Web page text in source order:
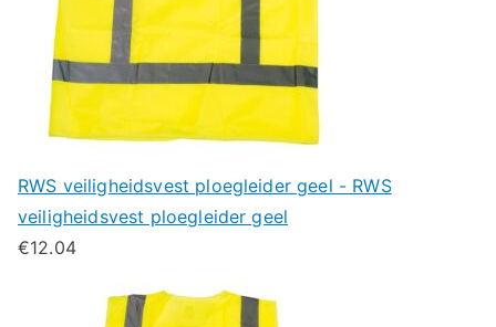
RWS veiligheidsvest ploegleider geel - RWS
veiligheidsvest ploegleider geel
€12.04